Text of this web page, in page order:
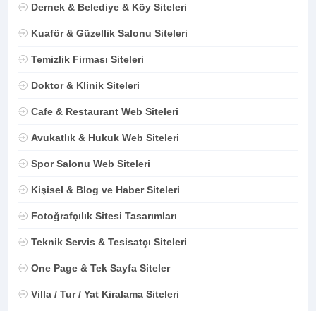
Dernek & Belediye & Köy Siteleri
Kuaför & Güzellik Salonu Siteleri
Temizlik Firması Siteleri
Doktor & Klinik Siteleri
Cafe & Restaurant Web Siteleri
Avukatlık & Hukuk Web Siteleri
Spor Salonu Web Siteleri
Kişisel & Blog ve Haber Siteleri
Fotoğrafçılık Sitesi Tasarımları
Teknik Servis & Tesisatçı Siteleri
One Page & Tek Sayfa Siteler
Villa / Tur / Yat Kiralama Siteleri